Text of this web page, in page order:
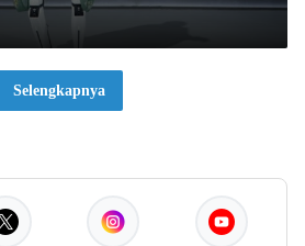
Selengkapnya